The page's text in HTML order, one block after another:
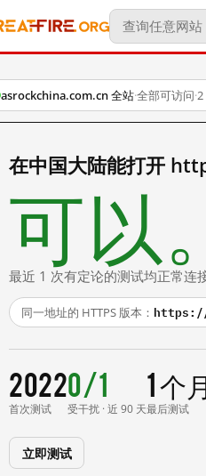
asrockchina.com.cn 全站·全部可访问·2
在中国大陆能打开
可以。
最近 1 次有定论的测试均正常连接
同一地址的 HTTPS 版本： https://
2022
首次测试
0/1
受干扰 · 近 90 天
1 个
最后测试
立即测试